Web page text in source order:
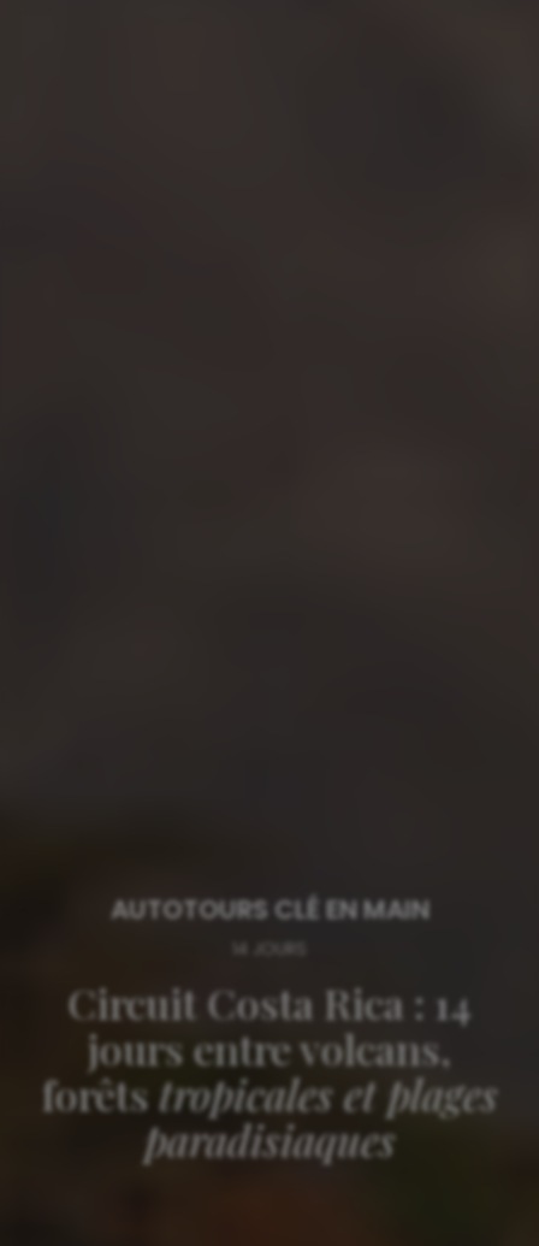
AUTOTOURS CLÉ EN MAIN
14 JOURS
Circuit Costa Rica : 14
jours entre volcans,
forêtstropicales et plages
paradisiaques